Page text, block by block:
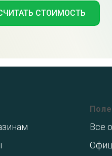
СТОИМОСТЬ
Все